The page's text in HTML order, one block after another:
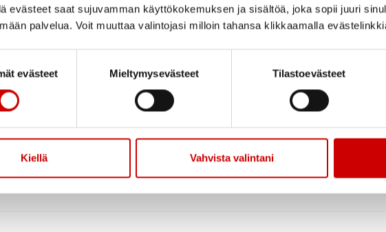
evästeet saat sujuvamman käyttökokemuksen ja sisältöä, joka sopii juuri
palvelua. Voit muuttaa valintojasi milloin tahansa klikkaamalla
evästeet
Mieltymysevästeet Tilastoevästeet
Kiellä Vahvista valintani